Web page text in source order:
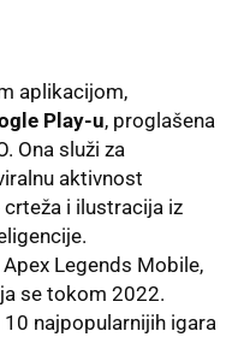
aplikacijom,
Play-u, proglašena
. Ona služi za
aktivnost
i ilustracija iz
Apex Legends Mobile,
se tokom 2022.
najpopularnijih igara